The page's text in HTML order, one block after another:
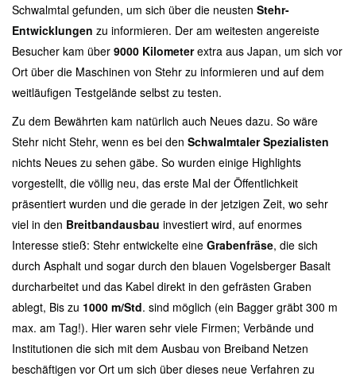
Schwalmtal gefunden, um sich über die neusten Stehr-
Entwicklungen zu informieren. Der am weitesten angereiste
Besucher kam über 9000 Kilometerextra aus Japan, um sich vor
Ort über die Maschinen von Stehr zu informieren und auf dem
weitläufigen Testgelände selbst zu testen.
Zu dem Bewährten kam natürlich auch Neues dazu. So wäre
Stehr nicht Stehr, wenn es bei den Schwalmtaler Spezialisten
nichts Neues zu sehen gäbe. So wurden einige Highlights
vorgestellt, die völlig neu, das erste Mal der Öffentlichkeit
präsentiert wurden und die gerade in der jetzigen Zeit, wo sehr
viel in den Breitbandausbau investiert wird, auf enormes
Interesse stieß: Stehr entwickelte eine Grabenfräse, die sich
durch Asphalt und sogar durch den blauen Vogelsberger Basalt
durcharbeitet und das Kabel direkt in den gefrästen Graben
ablegt, Bis zu 1000 m/Std. sind möglich (ein Bagger gräbt 300 m
max. am Tag!). Hier waren sehr viele Firmen; Verbände und
Institutionen die sich mit dem Ausbau von Breiband Netzen
beschäftigen vor Ort um sich über dieses neue Verfahren zu